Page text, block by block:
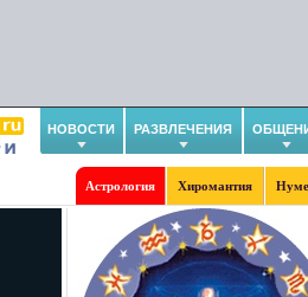
НОВОСТИ РАЗВЛЕЧЕНИЯ
Астрология Хиромантия